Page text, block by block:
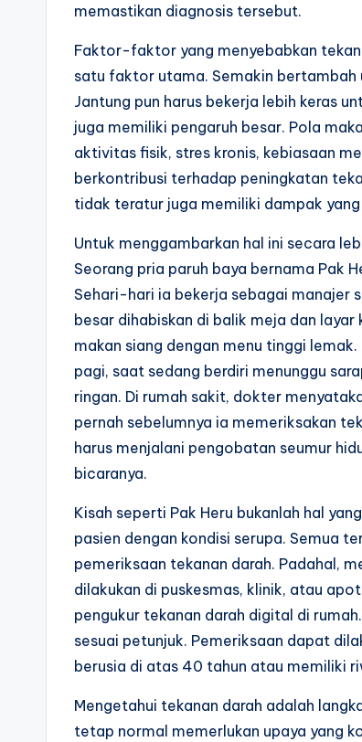
memastikan diagnosis tersebut.
Faktor-faktor yang menyebabkan
satu faktor utama. Semakin bertambah
Jantung pun harus bekerja lebih keras
juga memiliki pengaruh besar. Pola
aktivitas fisik, stres kronis, kebiasaan
berkontribusi terhadap peningkatan
tidak teratur juga memiliki dampak yang
Untuk menggambarkan hal ini secara
Seorang pria paruh baya bernama Pak
Sehari-hari ia bekerja sebagai manajer
besar dihabiskan di balik meja dan
makan siang dengan menu tinggi
pagi, saat sedang berdiri menunggu
ringan. Di rumah sakit, dokter
pernah sebelumnya ia memeriksakan
harus menjalani pengobatan seumur
bicaranya.
Kisah seperti Pak Heru bukanlah hal
pasien dengan kondisi serupa. Semua
pemeriksaan tekanan darah. Padahal,
dilakukan di puskesmas, klinik, atau
pengukur tekanan darah digital di
sesuai petunjuk. Pemeriksaan dapat
berusia di atas 40 tahun atau memiliki
Mengetahui tekanan darah adalah
tetap normal memerlukan upaya yang